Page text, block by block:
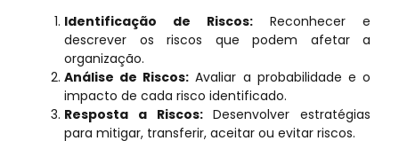
Identificação de Riscos: Reconhecer e
descrever os riscos que podem afetar a
organização.
Análise de Riscos: Avaliar a probabilidade e o
impacto de cada risco identificado.
Resposta a Riscos:Desenvolver estratégias
para mitigar, transferir, aceitar ou evitar riscos.